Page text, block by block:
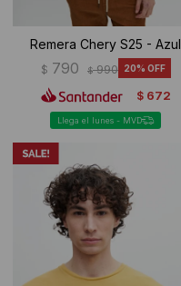
Remera Chery S25 - Azul
$ 790 $ 990 20
$ 672
Llega el lunes - MVD